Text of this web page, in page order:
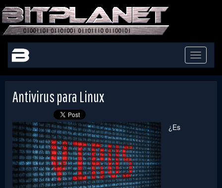
Toggle
Antivirus para Linux
¿Es